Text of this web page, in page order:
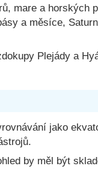
mare a horských
a měsíce,
Plejády a
jako
by měl být